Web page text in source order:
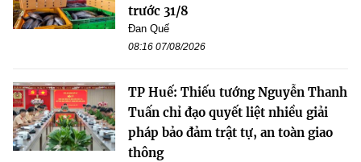
trước 31/8
Đan Quế
08:16 07/08/2026
TP Huế: Thiếu tướng Nguyễn Thanh
Tuấn chỉ đạo quyết liệt nhiều giải
pháp bảo đảm trật tự, an toàn giao
thông